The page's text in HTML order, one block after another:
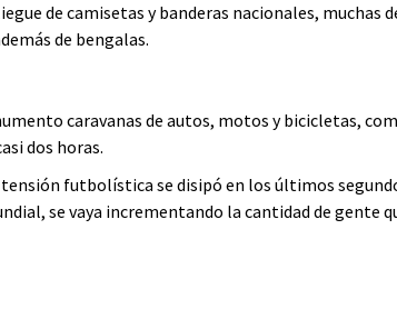
de camisetas y banderas nacionales, muchas
de bengalas.
caravanas de autos, motos y bicicletas,
dos horas.
futbolística se disipó en los últimos
se vaya incrementando la cantidad de gente